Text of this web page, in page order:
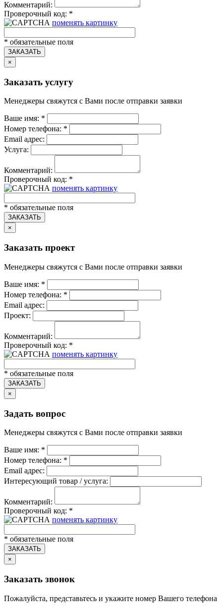
Комментарий:
Проверочный код: *
поменять картинку
* обязательные поля
ЗАКАЗАТЬ
×
Заказать услугу
Менеджеры свяжутся с Вами после отправки заявки
Ваше имя: *
Номер телефона: *
Email адрес:
Услуга:
Комментарий:
Проверочный код: *
поменять картинку
* обязательные поля
ЗАКАЗАТЬ
×
Заказать проект
Менеджеры свяжутся с Вами после отправки заявки
Ваше имя: *
Номер телефона: *
Email адрес:
Проект:
Комментарий:
Проверочный код: *
поменять картинку
* обязательные поля
ЗАКАЗАТЬ
×
Задать вопрос
Менеджеры свяжутся с Вами после отправки заявки
Ваше имя: *
Номер телефона: *
Email адрес:
Интересующий товар / услуга:
Комментарий:
Проверочный код: *
поменять картинку
* обязательные поля
ЗАКАЗАТЬ
×
Заказать звонок
Пожалуйста, представьтесь и укажите номер Вашего телефона